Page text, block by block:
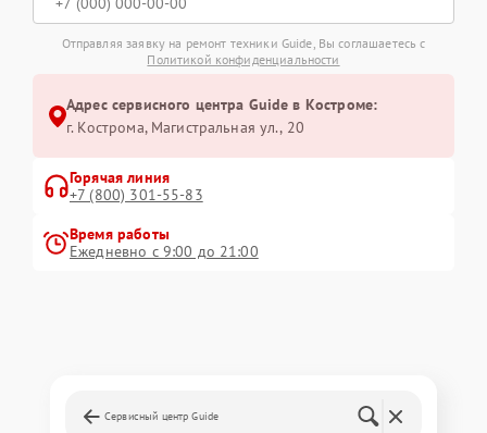
Отправляя заявку на ремонт техники Guide, Вы соглашаетесь с
Политикой конфиденциальности
Адрес сервисного центра Guide в Костроме:
г. Кострома, Магистральная ул., 20
Горячая линия
+7 (800) 301-55-83
Время работы
Ежедневно с 9:00 до 21:00
Сервисный центр Guide